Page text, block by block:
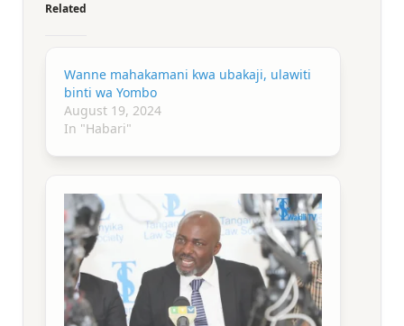
Related
Wanne mahakamani kwa ubakaji, ulawiti
binti wa Yombo
August 19, 2024
In "Habari"